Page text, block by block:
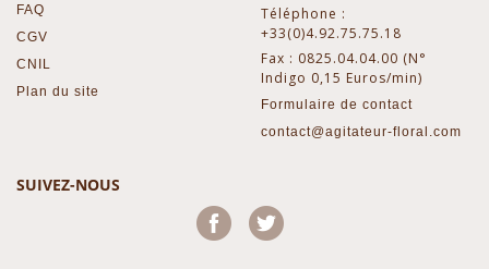
FAQ
CGV
CNIL
Plan du site
Téléphone :
+33(0)4.92.75.75.18
Fax : 0825.04.04.00 (N°
Indigo 0,15 Euros/min)
Formulaire de contact
contact@agitateur-floral.com
SUIVEZ-NOUS
Facebook